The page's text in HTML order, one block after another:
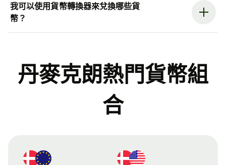
我可以使用貨幣轉換器來兌換哪些貨
幣？
丹麥克朗熱門貨幣組
合